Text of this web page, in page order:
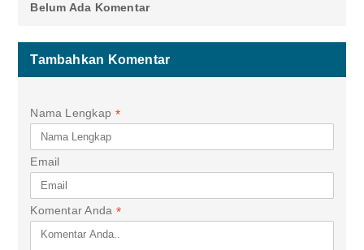
Belum Ada Komentar
Tambahkan Komentar
Nama Lengkap *
Email
Komentar Anda *